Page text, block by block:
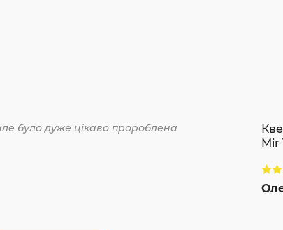
було дуже цікаво пророблена
Mir